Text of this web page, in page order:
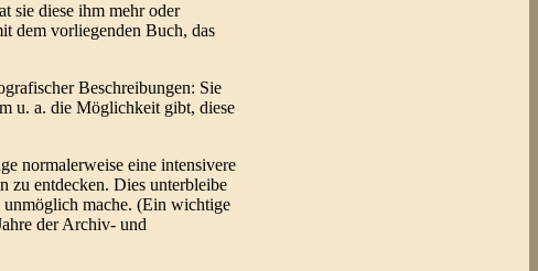
sie diese ihm mehr oder
dem vorliegenden Buch, das
Beschreibungen: Sie
u. a. die Möglichkeit gibt, diese
normalerweise eine intensivere
zu entdecken. Dies unterbleibe
mache. (Ein wichtige
der Archiv- und